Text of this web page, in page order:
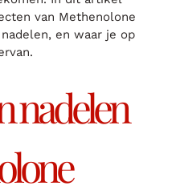
van Methenolone
en waar je op
nadelen